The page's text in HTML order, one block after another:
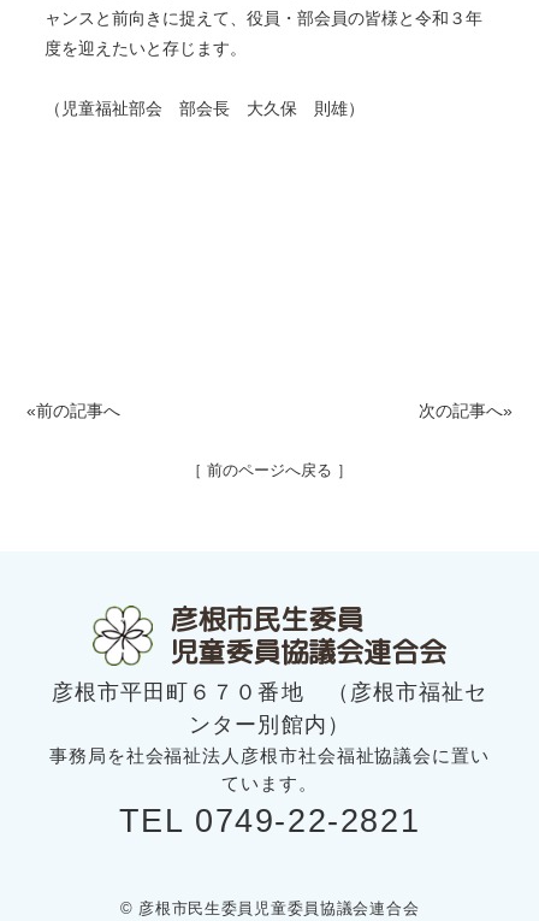
ャンスと前向きに捉えて、役員・部会員の皆様と令和３年
度を迎えたいと存じます。
（児童福祉部会 部会長 大久保 則雄）
«前の記事へ 次の記事へ»
［ 前のページへ戻る ］
彦根市民生委員
児童委員協議会連合会
彦根市平田町６７０番地 （彦根市福祉セ
ンター別館内）
事務局を社会福祉法人彦根市社会福祉協議会に置い
ています。
TEL 0749-22-2821
© 彦根市民生委員児童委員協議会連合会